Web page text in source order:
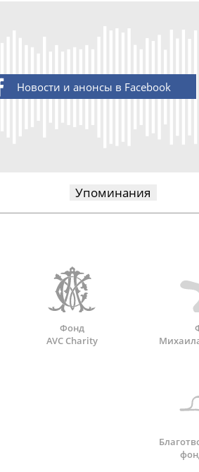
Новости и анонсы в Facebook
Упоминания
Фонд
AVC Charity